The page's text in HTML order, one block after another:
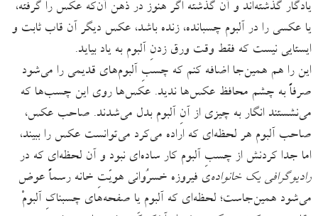
یادگار گذشته‌اند و آن گذشته اگر هنوز در ذهن آن‌که عکس را گرفته،
یا عکسی را در آلبوم چسبانده، زنده باشد، عکس دیگر آن قاب ثابت و
ایستایی نیست که فقط وقت ورق زدنِ آلبوم به یاد بیاید.
این را هم همین‌جا اضافه کنم که چسبِ آلبوم‌های قدیمی را می‌شود
صرفاً به چشم محافظ عکس‌ها ندید. عکس‌ها روی این چسب‌ها که
می‌نشستند انگار به چیزی از آنِ آلبوم بدل می‌شدند. صاحب عکس،
صاحب آلبوم هر لحظه‌ای که اراده می‌کرد می‌توانست عکس را ببیند،
اما جدا کردنش از چسبِ آلبوم کار ساده‌ای نبود و آن لحظه‌ای که در
رادیوگرافی یک خانواده‌ی فیروزه خسرُوانی هویّتِ خانه رسماً عوض
می‌شود همین‌جاست؛ لحظه‌ای که آلبوم یا صفحه‌های چسبناکِ آلبومْ